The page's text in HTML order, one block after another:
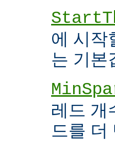
에 시작
는 기본
레드 개
드를 더